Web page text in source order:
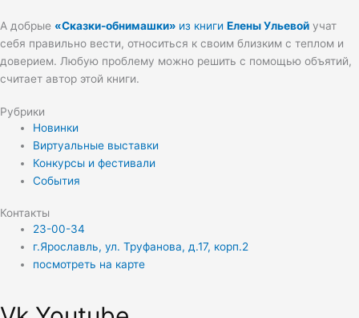
А добрые «Сказки-обнимашки» из книги Елены Ульевой учат
себя правильно вести, относиться к своим близким с теплом и
доверием. Любую проблему можно решить с помощью объятий,
считает автор этой книги.
Рубрики
Новинки
Виртуальные выставки
Конкурсы и фестивали
События
Контакты
23-00-34
г.Ярославль, ул. Труфанова, д.17, корп.2
посмотреть на карте